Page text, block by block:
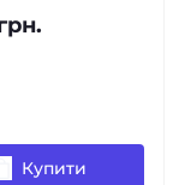
Купити